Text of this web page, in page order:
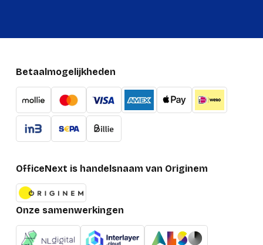
Betaalmogelijkheden
OfficeNext is handelsnaam van Originem
Onze samenwerkingen